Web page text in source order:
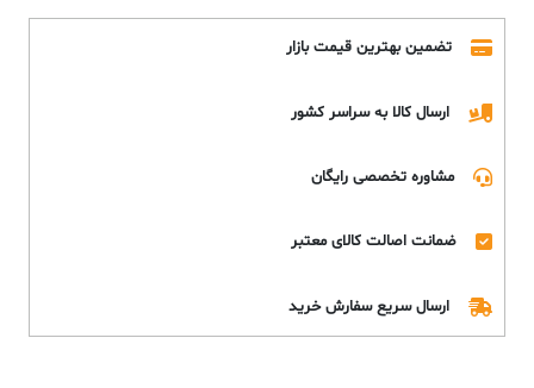
تضمین بهترین قیمت بازار
ارسال کالا به سراسر کشور
مشاوره تخصصی رایگان
ضمانت اصالت کالای معتبر
ارسال سریع سفارش خرید